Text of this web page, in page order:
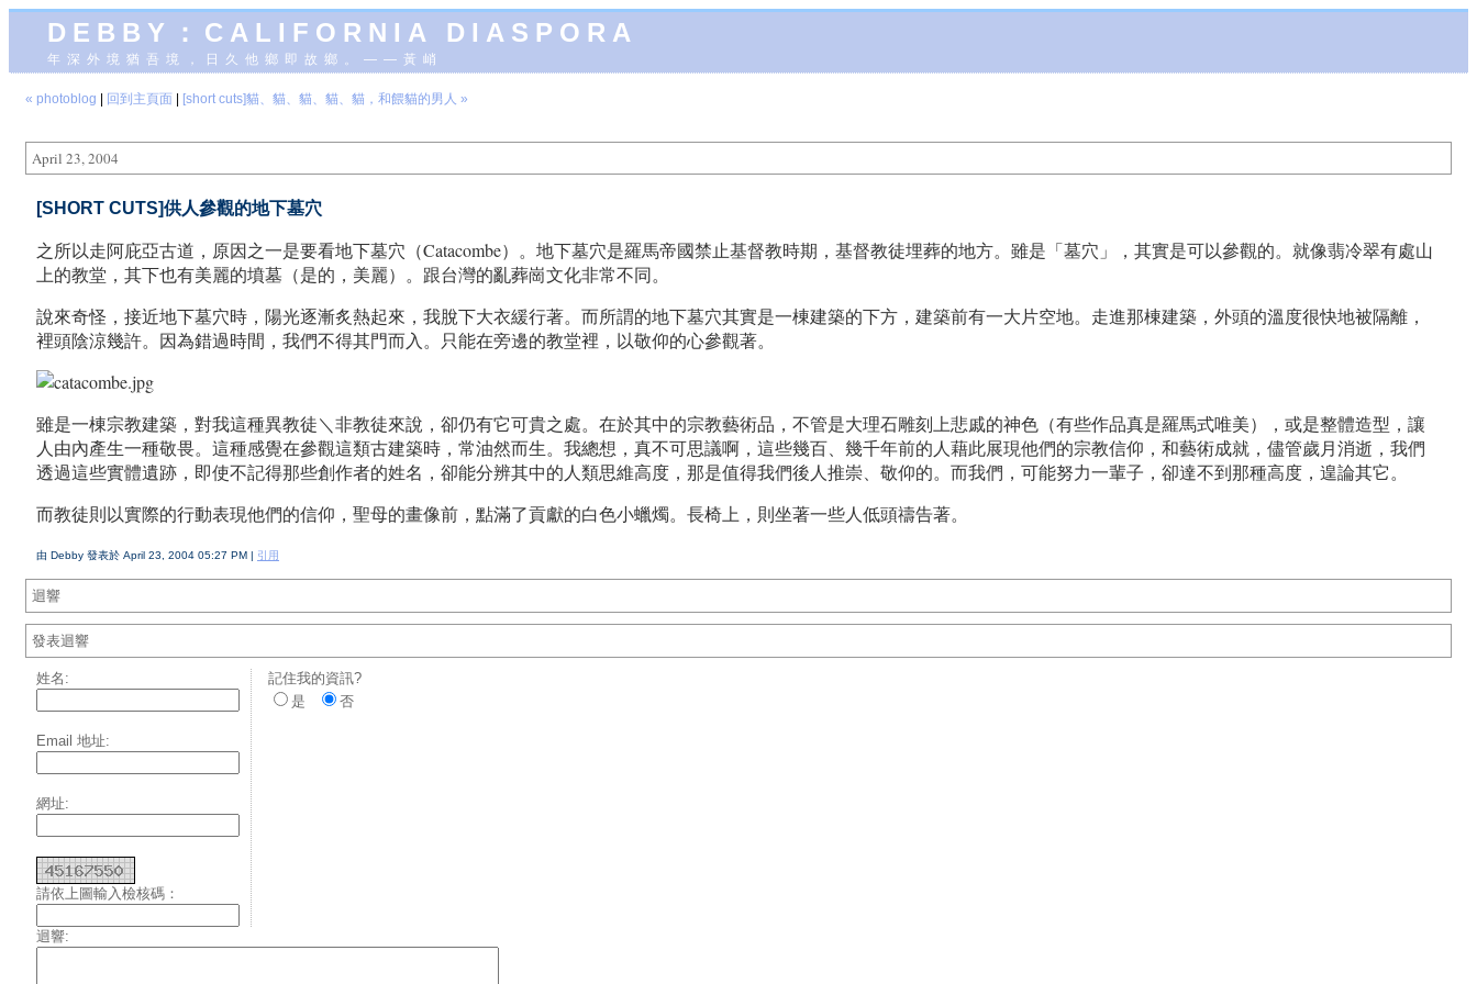
DEBBY：CALIFORNIA DIASPORA
年深外境猶吾境，日久他鄉即故鄉。——黃峭
« photoblog 回到主頁面 [short cuts]貓、貓、貓、貓、貓，和餵貓的男人 »
April 23, 2004
[SHORT CUTS]供人參觀的地下墓穴
之所以走阿庇亞古道，原因之一是要看地下墓穴（Catacombe）。地下墓穴是羅馬帝國禁止基督教時期，基督教徒埋葬的地方。雖是「墓穴」，其實是可以參觀的。就像翡冷翠有處山
上的教堂，其下也有美麗的墳墓（是的，美麗）。跟台灣的亂葬崗文化非常不同。
說來奇怪，接近地下墓穴時，陽光逐漸炙熱起來，我脫下大衣緩行著。而所謂的地下墓穴其實是一棟建築的下方，建築前有一大片空地。走進那棟建築，外頭的溫度很快地被隔離，
裡頭陰涼幾許。因為錯過時間，我們不得其門而入。只能在旁邊的教堂裡，以敬仰的心參觀著。
雖是一棟宗教建築，對我這種異教徒＼非教徒來說，卻仍有它可貴之處。在於其中的宗教藝術品，不管是大理石雕刻上悲戚的神色（有些作品真是羅馬式唯美），或是整體造型，讓
人由內產生一種敬畏。這種感覺在參觀這類古建築時，常油然而生。我總想，真不可思議啊，這些幾百、幾千年前的人藉此展現他們的宗教信仰，和藝術成就，儘管歲月消逝，我們
透過這些實體遺跡，即使不記得那些創作者的姓名，卻能分辨其中的人類思維高度，那是值得我們後人推崇、敬仰的。而我們，可能努力一輩子，卻達不到那種高度，遑論其它。
而教徒則以實際的行動表現他們的信仰，聖母的畫像前，點滿了貢獻的白色小蠟燭。長椅上，則坐著一些人低頭禱告著。
由 Debby 發表於 April 23, 2004 05:27 PM | 引用
迴響
發表迴響
姓名:
Email 地址:
網址:
請依上圖輸入檢核碼：
記住我的資訊?
是
否
迴響: